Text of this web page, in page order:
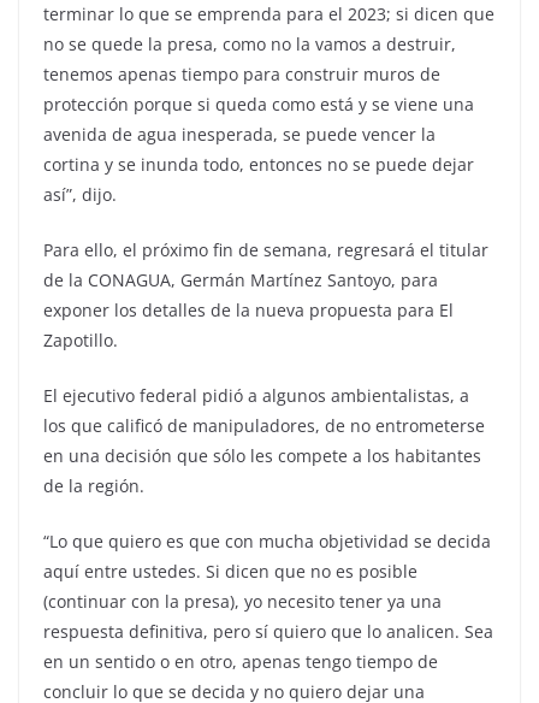
terminar lo que se emprenda para el 2023; si dicen que
no se quede la presa, como no la vamos a destruir,
tenemos apenas tiempo para construir muros de
protección porque si queda como está y se viene una
avenida de agua inesperada, se puede vencer la
cortina y se inunda todo, entonces no se puede dejar
así”, dijo.
Para ello, el próximo fin de semana, regresará el titular
de la CONAGUA, Germán Martínez Santoyo, para
exponer los detalles de la nueva propuesta para El
Zapotillo.
El ejecutivo federal pidió a algunos ambientalistas, a
los que calificó de manipuladores, de no entrometerse
en una decisión que sólo les compete a los habitantes
de la región.
“Lo que quiero es que con mucha objetividad se decida
aquí entre ustedes. Si dicen que no es posible
(continuar con la presa), yo necesito tener ya una
respuesta definitiva, pero sí quiero que lo analicen. Sea
en un sentido o en otro, apenas tengo tiempo de
concluir lo que se decida y no quiero dejar una